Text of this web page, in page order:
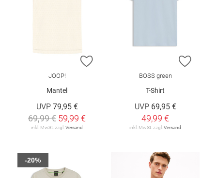
ZUR WUNSCHLISTE HINZUFÜGEN
JOOP!
Mantel
UVP 79,95 €
69,99 € 59,99 €
inkl. MwSt. zzgl. Versand
ZUR
BOSS green
T-Shirt
UVP 69,95 €
49,99 €
inkl. MwSt. zzgl. Versand
-20%